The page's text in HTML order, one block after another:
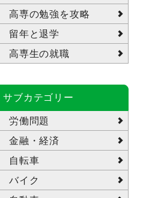
高専の勉強を攻略
留年と退学
高専生の就職
サブカテゴリー
労働問題
金融・経済
自転車
バイク